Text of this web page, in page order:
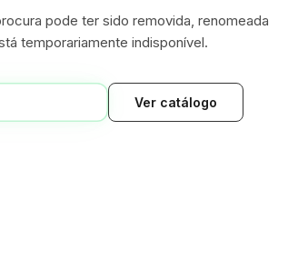
VILLAGE
pode ter sido removida, renomeada
temporariamente indisponível.
Ver catálogo